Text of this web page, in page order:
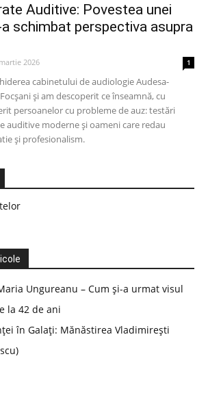
Auditive: Povestea unei
schimbat perspectiva asupra
2026 1
cabinetului de audiologie Audesa-
și am descoperit ce înseamnă, cu
persoanelor cu probleme de auz: testări
auditive moderne și oameni care redau
și profesionalism.
Ungureanu – Cum și-a urmat visul
la 42 de ani
în Galați: Mănăstirea Vladimirești